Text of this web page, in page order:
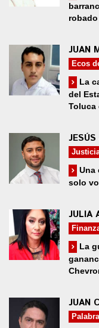
JUAN
Ecos
La
del
Toluca
Una
solo
JULIA
La
JUAN